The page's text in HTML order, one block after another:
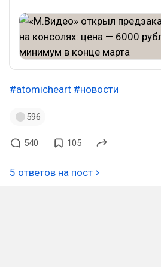
#atomicheart #новости
596
540 105
5 ответов на пост